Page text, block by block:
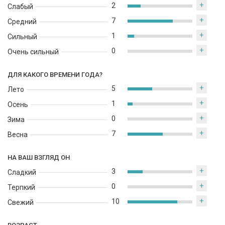
Слабый
Средний
Сильный
Очень сильный
2 +
7 +
1 +
0 +
ДЛЯ КАКОГО ВРЕМЕНИ ГОДА?
Лето
Осень
Зима
Весна
5 +
1 +
0 +
7 +
НА ВАШ ВЗГЛЯД ОН
Сладкий
Терпкий
Свежий
3 +
0 +
10 +